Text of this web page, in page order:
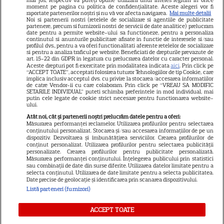
Știri mondene
Avantaje
Elle
Unica
Retete practice
URMĂREȘTE-NE PE
Copyright2026Ringier Romania – Toate Drepturile rezervate
Jocurile de noroc sunt interzise minorilor.
moment pe pagina cu politica de confidențialitate. Aceste alegeri vor fi
raportate partenerilor noștri și nu vă vor afecta navigarea. Mai multe detalii
Noi si partenerii nostri (retelele de socializare si agentiile de publicitate
partenere, precum si furnizorii nostri de servicii de date analitice) prelucram
date pentru a permite website-ului sa functioneze, pentru a personaliza
continutul si anunturile publicitare afisate in functie de interesele si/sau
profilul dvs., pentru a va oferi functionalitati aferente retelelor de socializare
si pentru a analiza traficul pe website. Beneficiati de drepturile prevazute de
art. 15-22 din GDPR in legatura cu prelucrarea datelor cu caracter personal.
Aceste drepturi pot fi exercitate prin modalitatea indicataaici. Prin click pe
“ACCEPT TOATE”, acceptati folosirea tuturor Tehnologiilor de tip Cookie, care
implica inclusiv acceptul dvs. cu privire la stocarea/accesarea informatiilor
de catre Vendor-ii cu care colaboram. Prin click pe “VREAU SA MODIFIC
SETARILE INDIVIDUAL” puteti schimba preferintele in mod individual, mai
putin cele legate de cookie strict necesare pentru functionarea website-
ului.
Atât noi, cât și partenerii noștri prelucrăm datele pentru a oferi:
Măsurarea performanței reclamelor. Utilizarea profilurilor pentru selectarea
conținutului personalizat. Stocarea și/sau accesarea informațiilor de pe un
dispozitiv. Dezvoltarea și îmbunătățirea serviciilor. Crearea profilurilor de
conținut personalizat. Utilizarea profilurilor pentru selectarea publicității
personalizate. Crearea profilurilor pentru publicitate personalizată.
Măsurarea performanței conținutului. Înțelegerea publicului prin statistici
sau combinații de date din surse diferite. Utilizarea datelor limitate pentru a
selecta conținutul. Utilizarea de date limitate pentru a selecta publicitatea.
Date precise de geolocație și identificarea prin scanarea dispozitivului.
Listă parteneri (furnizori)
ACCEPT TOATE